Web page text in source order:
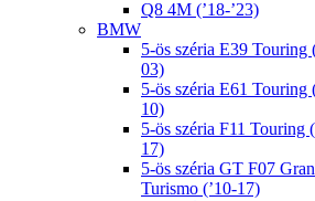
Q8 4M (’18-’23)
BMW
5-ös széria E39 Touring
03)
5-ös széria E61 Touring
10)
5-ös széria F11 Touring
17)
5-ös széria GT F07 Gran
Turismo (’10-17)